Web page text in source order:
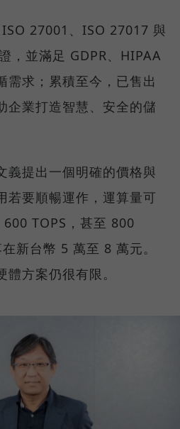
27001、ISO 27017 與
，並滿足 GDPR、HIPAA
需求；累積至今，已售出
企業打造智慧、安全的儲
義提出一個明確的價格與
若要順暢運作，運算量可
TOPS，甚至 800
新台幣 5 萬至 8 萬元。
方案仍很有限。